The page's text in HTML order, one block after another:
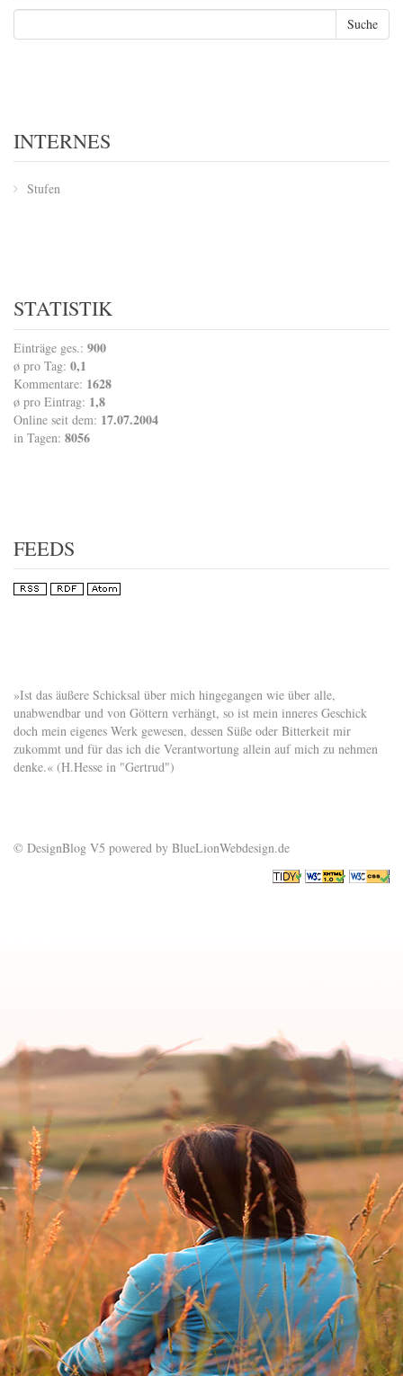
INTERNES
Stufen
STATISTIK
Einträge ges.: 900
ø pro Tag: 0,1
Kommentare: 1628
ø pro Eintrag: 1,8
Online seit dem: 17.07.2004
in Tagen: 8056
FEEDS
»Ist das äußere Schicksal über mich hingegangen wie über alle,
unabwendbar und von Göttern verhängt, so ist mein inneres Geschick
doch mein eigenes Werk gewesen, dessen Süße oder Bitterkeit mir
zukommt und für das ich die Verantwortung allein auf mich zu nehmen
denke.« (H.Hesse in "Gertrud")
© DesignBlog V5 powered by BlueLionWebdesign.de